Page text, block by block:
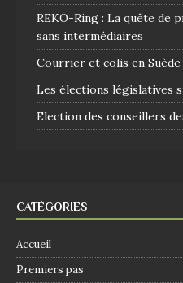
REKO-Ring : La quête de
sans intermédiaires
Courrier et colis en Suède
Les élections législatives
Election des conseillers
CATÉGORIES
Accueil
Premiers pas